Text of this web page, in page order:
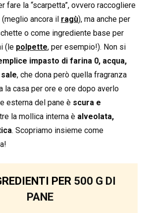
fare la “scarpetta”, ovvero raccogliere
ancora il ragù), ma anche per
o come ingrediente base per
(le polpette, per esempio!). Non si
impasto di farina 0, acqua,
, che dona però quella fragranza
la casa per ore e ore dopo averlo
esterna del pane è scura e
la mollica interna è alveolata,
. Scopriamo insieme come
PER 500 G DI
PANE